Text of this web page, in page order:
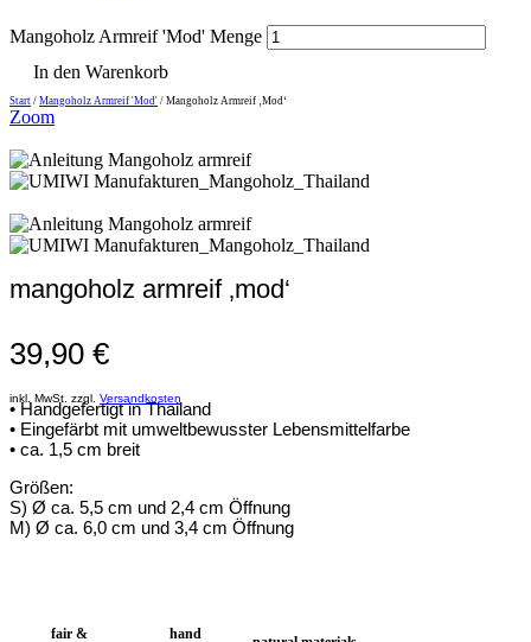
Mangoholz Armreif 'Mod' Menge
In den Warenkorb
Start / Mangoholz Armreif 'Mod' / Mangoholz Armreif ‚Mod‘
Zoom
mangoholz armreif ‚mod‘
39,90 €
inkl. MwSt. zzgl. Versandkosten
• Handgefertigt in Thailand
• Eingefärbt mit umweltbewusster Lebensmittelfarbe
• ca. 1,5 cm breit
Größen:
S) Ø ca. 5,5 cm und 2,4 cm Öffnung
M) Ø ca. 6,0 cm und 3,4 cm Öffnung
fair &
hand